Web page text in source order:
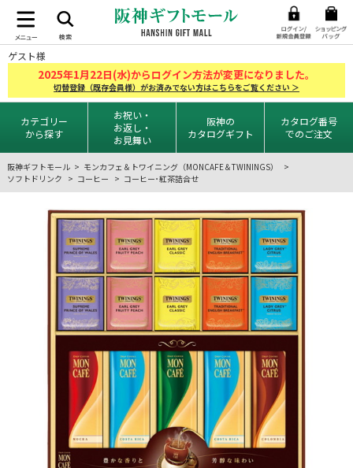
ゲスト様
2025年1月22日(水)からログイン方法が変更になりました。
切替登録（既存会員様）がお済みでない方はこちらをご覧ください ＞
カテゴリー
から探す
お祝い・
お返し・
お見舞い
阪神の
カタログギフト
カタログ番号
でのご注文
阪神ギフトモール
モンカフェ＆トワイニング（MONCAFE＆TWININGS）
ソフトドリンク
コーヒー コーヒー･紅茶詰合せ